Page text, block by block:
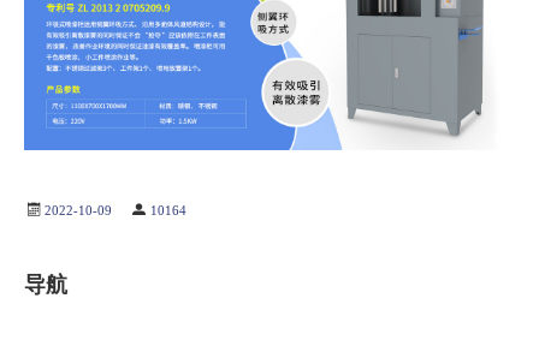
2022-10-09 10164
导航